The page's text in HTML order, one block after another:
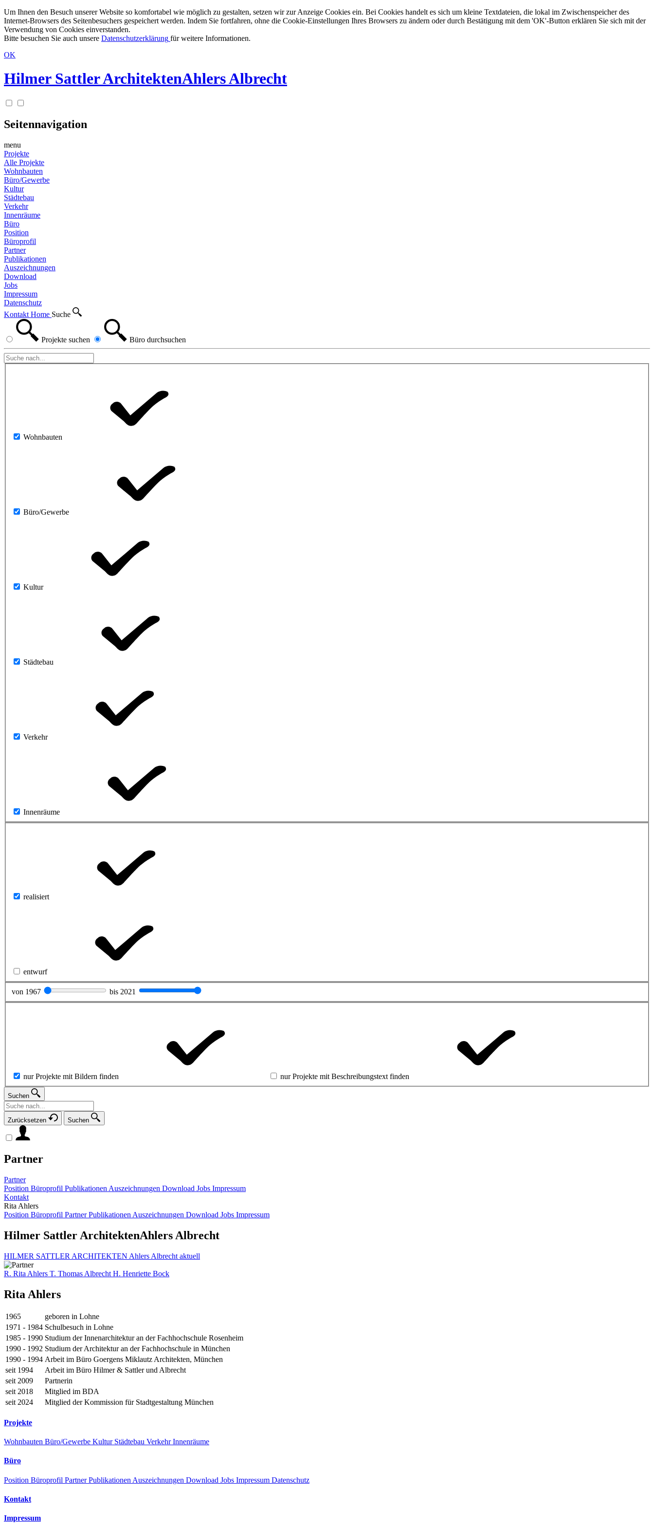
Um Ihnen den Besuch unserer Website so komfortabel wie möglich zu gestalten, setzen wir zur Anzeige Cookies ein. Bei Cookies handelt es sich um kleine Textdateien, die lokal im Zwischenspeicher des
Internet-Browsers des Seitenbesuchers gespeichert werden. Indem Sie fortfahren, ohne die Cookie-Einstellungen Ihres Browsers zu ändern oder durch Bestätigung mit dem 'OK'-Button erklären Sie sich mit der
Verwendung von Cookies einverstanden.
Bitte besuchen Sie auch unsere Datenschutzerklärung für weitere Informationen.
OK
Hilmer Sattler ArchitektenAhlers Albrecht
Seitennavigation
menu
Projekte
Alle Projekte
Wohnbauten
Büro/Gewerbe
Kultur
Städtebau
Verkehr
Innenräume
Büro
Position
Büroprofil
Partner
Publikationen
Auszeichnungen
Download
Jobs
Impressum
Datenschutz
Kontakt Home Suche
Projekte suchen Büro durchsuchen
Wohnbauten
Büro/Gewerbe
Kultur
Städtebau
Verkehr
Innenräume
realisiert
entwurf
von 1967 bis 2021
nur Projekte mit Bildern finden nur Projekte mit Beschreibungstext finden
Suchen
Zurücksetzen Suchen
Partner
Partner
Position Büroprofil Publikationen Auszeichnungen Download Jobs Impressum
Kontakt
Rita Ahlers
Position Büroprofil PartnerPublikationen Auszeichnungen Download Jobs Impressum
Hilmer Sattler ArchitektenAhlers Albrecht
HILMER SATTLER ARCHITEKTEN Ahlers Albrecht aktuell
R. Rita Ahlers T. Thomas Albrecht H. Henriette Bock
Rita Ahlers
1965
geboren in Lohne
1971 - 1984 Schulbesuch in Lohne
1985 - 1990 Studium der Innenarchitektur an der Fachhochschule Rosenheim
1990 - 1992 Studium der Architektur an der Fachhochschule in München
1990 - 1994 Arbeit im Büro Goergens Miklautz Architekten, München
seit 1994
Arbeit im Büro Hilmer & Sattler und Albrecht
seit 2009
Partnerin
seit 2018
Mitglied im BDA
seit 2024
Mitglied der Kommission für Stadtgestaltung München
Projekte
Wohnbauten Büro/Gewerbe Kultur Städtebau VerkehrInnenräume
Büro
Position Büroprofil PartnerPublikationen Auszeichnungen Download Jobs Impressum Datenschutz
Kontakt
Impressum